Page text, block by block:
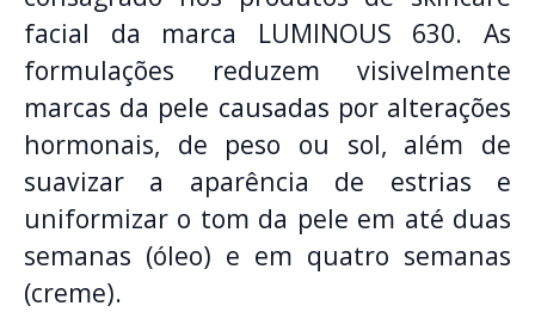
facial da marca LUMINOUS 630. As
formulações reduzem visivelmente
marcas da pele causadas por alterações
hormonais, de peso ou sol, além de
suavizar a aparência de estrias e
uniformizar o tom da pele em até duas
semanas (óleo) e em quatro semanas
(creme).